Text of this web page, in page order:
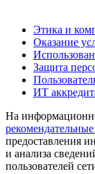
Этика и
Оказание
Защита
ИТ
На
предоставления
и анализа
пользователей